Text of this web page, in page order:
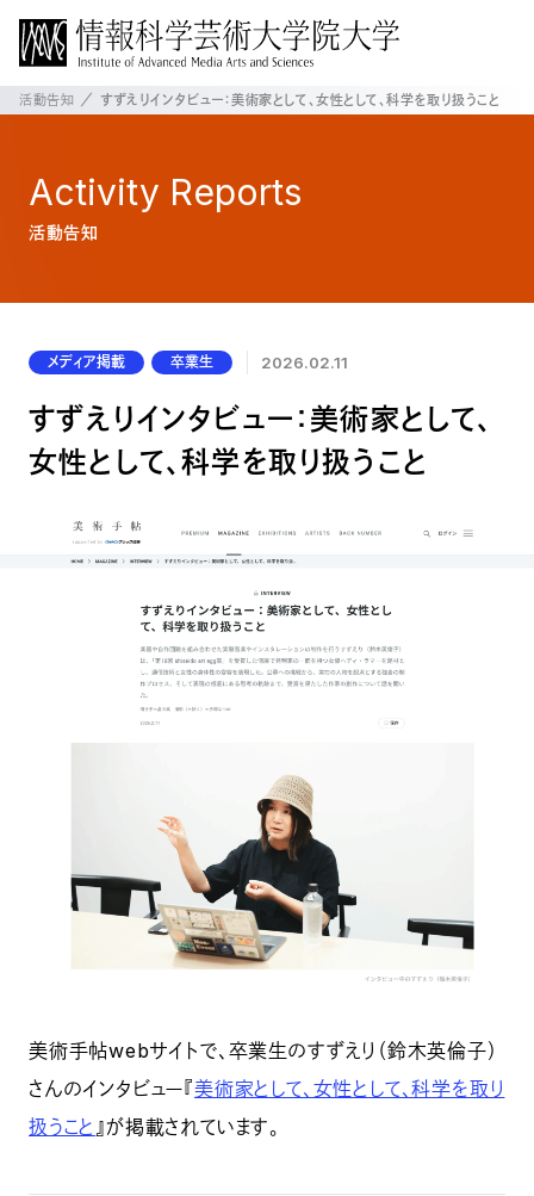
活動告知 すずえりインタビュー：美術家として、女性として、科学を取り扱うこと
Activity Reports
活動告知
メディア掲載 卒業生 2026.02.11
すずえりインタビュー：美術家として、
女性として、科学を取り扱うこと
美術手帖webサイトで、卒業生のすずえり（鈴木英倫子）
さんのインタビュー『美術家として、女性として、科学を取り
扱うこと 』が掲載されています。